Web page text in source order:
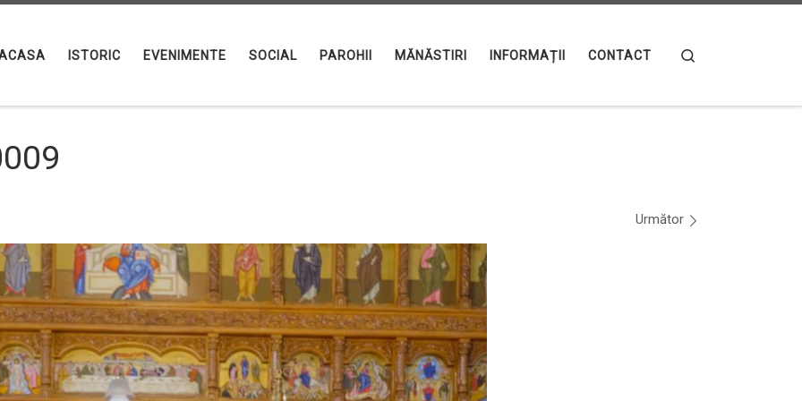
ISTORIC EVENIMENTE SOCIAL PAROHII MĂNĂSTIRI INFORMAȚII CONTACT
Următor